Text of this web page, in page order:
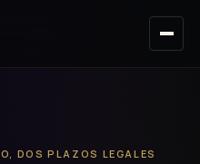
DOS PLAZOS LEGALES